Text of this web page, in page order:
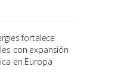
fortalece
con expansión
en Europa